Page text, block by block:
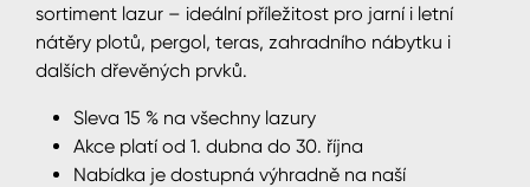
sortiment lazur – ideální příležitost pro jarní i letní
nátěry plotů, pergol, teras, zahradního nábytku i
dalších dřevěných prvků.
Sleva 15 % na všechny lazury
Akce platí od 1. dubna do 30. října
Nabídka je dostupná výhradně na naší